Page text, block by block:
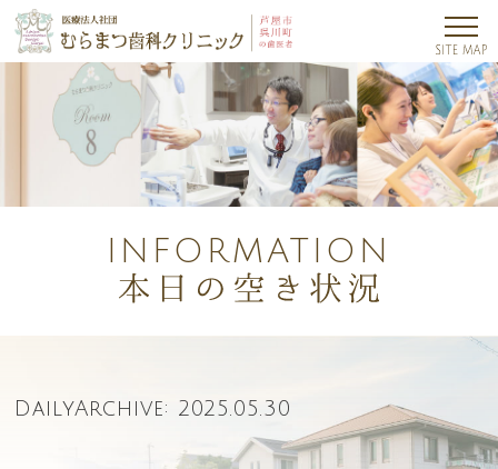
INFORMATION
DailyArchive: 2025.05.30